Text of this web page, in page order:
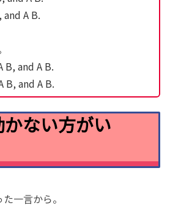
and A B.
B, and A B.
B, and A B.
かない方がい
一言から。